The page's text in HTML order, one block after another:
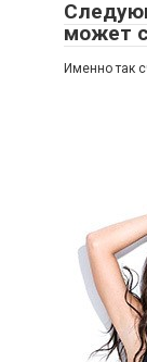
может
Именно так